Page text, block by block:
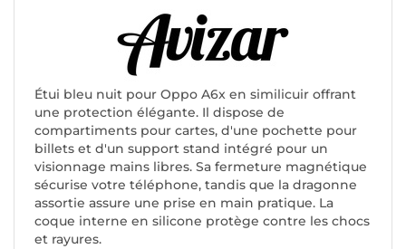
Étui bleu nuit pour Oppo A6x en similicuir offrant
une protection élégante. Il dispose de
compartiments pour cartes, d'une pochette pour
billets et d'un support stand intégré pour un
visionnage mains libres. Sa fermeture magnétique
sécurise votre téléphone, tandis que la dragonne
assortie assure une prise en main pratique. La
coque interne en silicone protège contre les chocs
et rayures.